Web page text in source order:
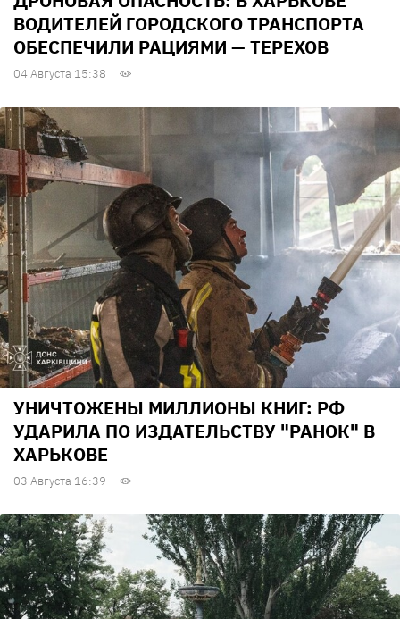
ВОДИТЕЛЕЙ ГОРОДСКОГО ТРАНСПОРТА
ОБЕСПЕЧИЛИ РАЦИЯМИ — ТЕРЕХОВ
04 Августа 15:38
УНИЧТОЖЕНЫ МИЛЛИОНЫ КНИГ: РФ
УДАРИЛА ПО ИЗДАТЕЛЬСТВУ "РАНОК" В
ХАРЬКОВЕ
03 Августа 16:39